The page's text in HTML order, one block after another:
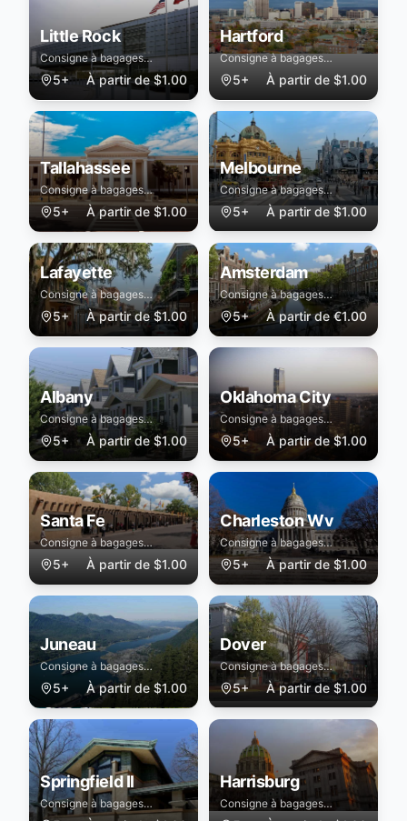
Little Rock
Consigne à bagages
sécurisée à Little Rock
5+ À partir de $1.00
Hartford
Consigne à bagages
sécurisée à Hartford
5+ À partir de $1.00
Tallahassee
Consigne à bagages
sécurisée à Tallahassee
5+ À partir de $1.00
Melbourne
Consigne à bagages
sécurisée à Melbourne
5+ À partir de $1.00
Lafayette
Consigne à bagages
sécurisée à Lafayette
5+ À partir de $1.00
Amsterdam
Consigne à bagages
sécurisée à Amsterdam
5+ À partir de €1.00
Albany
Consigne à bagages
sécurisée à Albany
5+ À partir de $1.00
Oklahoma City
Consigne à bagages
sécurisée à Oklahoma City
5+ À partir de $1.00
Santa Fe
Consigne à bagages
sécurisée à Santa Fe
5+ À partir de $1.00
Charleston Wv
Consigne à bagages
sécurisée à Charleston Wv
5+ À partir de $1.00
Juneau
Consigne à bagages
sécurisée à Juneau
5+ À partir de $1.00
Dover
Consigne à bagages
sécurisée à Dover
5+ À partir de $1.00
Springfield Il
Consigne à bagages
sécurisée à Springfield Il
Harrisburg
Consigne à bagages
sécurisée à Harrisburg